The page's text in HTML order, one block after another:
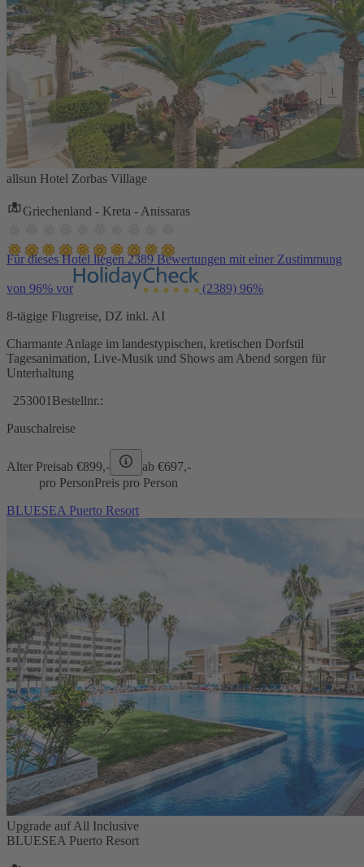
allsun Hotel Zorbas Village
Griechenland - Kreta - Anissaras
Für dieses Hotel liegen 2389 Bewertungen mit einer Zustimmung
von 96% vor (2389) 96%
8-tägige Flugreise, DZ inkl. AI
Charmante Anlage im landestypischen, kretischen Dorfstil
Tagesanimation, Live-Musik und Shows am Abend sorgen für
Unterhaltung
253001 Bestellnr.:
Pauschalreise
Alter Preisab €899,- ab €697,-
pro PersonPreis pro Person
BLUESEA Puerto Resort
Upgrade auf All Inclusive
BLUESEA Puerto Resort